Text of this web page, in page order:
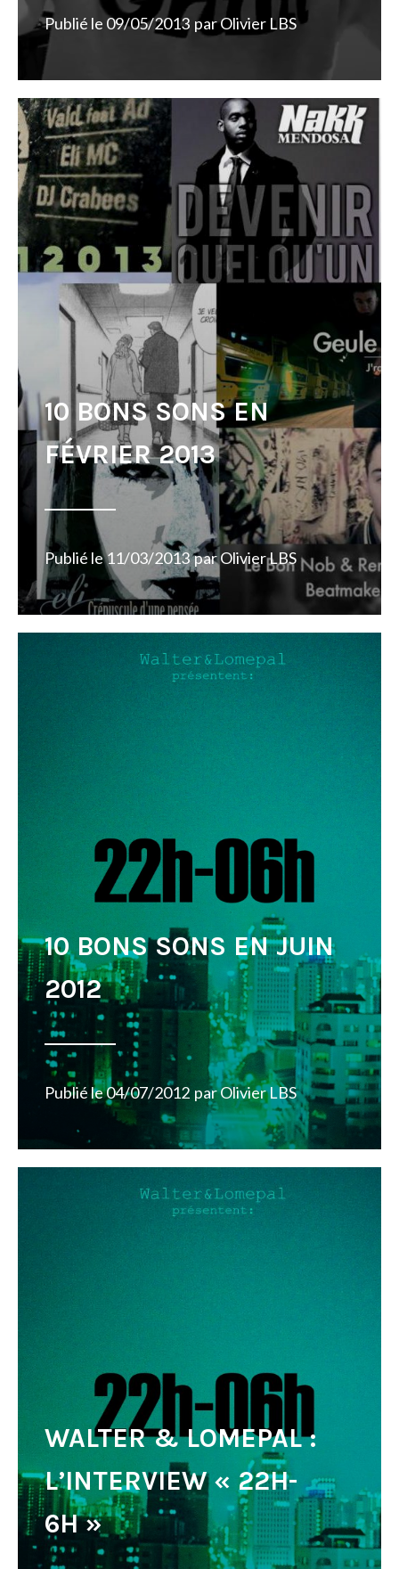
Publié le 09/05/2013 parOlivier LBS
10 BONS SONS EN
FÉVRIER 2013
Publié le11/03/2013 parOlivier LBS
10 BONS SONS EN JUIN
2012
Publié le04/07/2012 parOlivier LBS
WALTER & LOMEPAL :
L’INTERVIEW « 22H-
6H »